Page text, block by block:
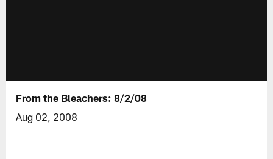
From the Bleachers: 8/2/08
Aug 02, 2008